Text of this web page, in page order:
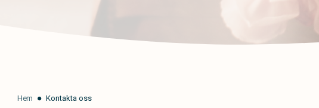
Hem Kontakta oss